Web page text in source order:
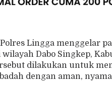
Lingga menggelar
Dabo Singkep,
dilakukan untuk
dengan aman,